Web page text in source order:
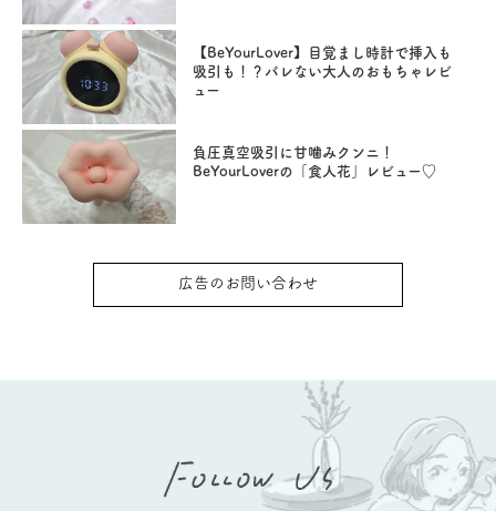
【BeYourLover】目覚まし時計で挿入も
吸引も！？バレない大人のおもちゃレビ
ュー
負圧真空吸引に甘噛みクンニ！
BeYourLoverの「食人花」レビュー♡
広告のお問い合わせ